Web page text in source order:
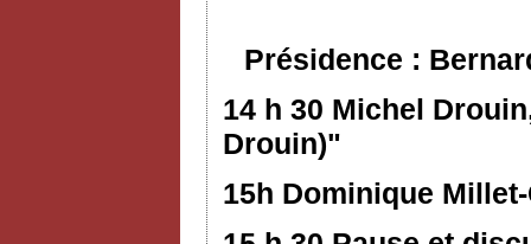
Présidence :
14 h 30 Michel
Drouin)"
15h Dominique